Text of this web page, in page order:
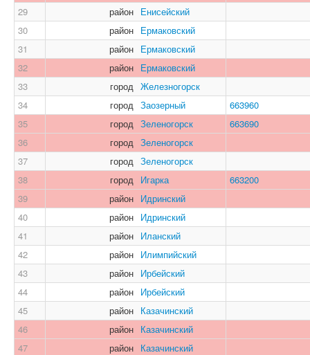
29
район Енисейский
30
район Ермаковский
31
район Ермаковский
32
район Ермаковский
33
город Железногорск
34
город Заозерный
663960
35
город Зеленогорск
663690
36
город Зеленогорск
37
город Зеленогорск
38
город Игарка
663200
39
район Идринский
40
район Идринский
41
район Иланский
42
район Илимпийский
43
район Ирбейский
44
район Ирбейский
45
район Казачинский
46
район Казачинский
47
район Казачинский